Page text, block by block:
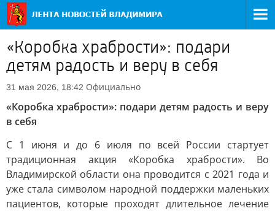
«Коробка храбрости»: подари
детям радость и веру в себя
31 мая 2026, 18:42 Официально
«Коробка храбрости»: подари детям радость и веру
в себя
С 1 июня и до 6 июля по всей России стартует
традиционная акция «Коробка храбрости». Во
Владимирской области она проводится с 2021 года и
уже стала символом народной поддержки маленьких
пациентов, которые проходят длительное лечение